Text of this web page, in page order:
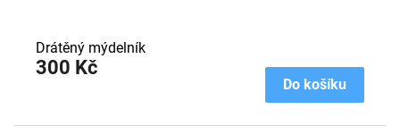
300 Kč
Do košíku
Drátěný mýdelník